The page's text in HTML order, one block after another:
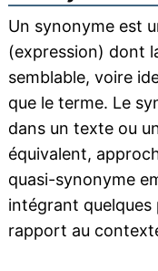
Un synonyme est
(expression) dont
semblable, voire
que le terme. Le
dans un texte ou
équivalent,
quasi-synonyme
intégrant quelques
rapport au